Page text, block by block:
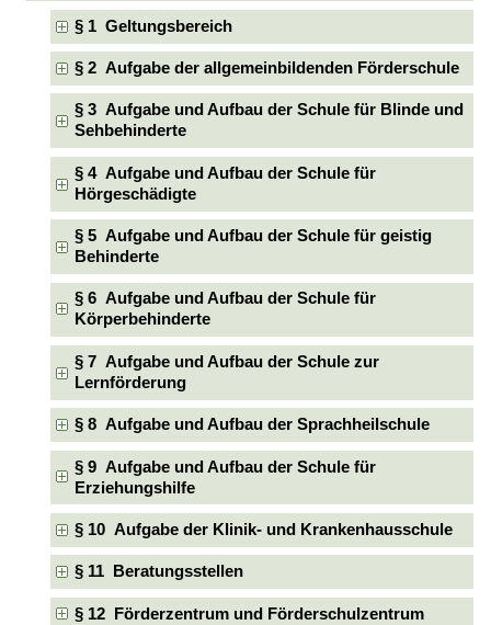
§ 1 Geltungsbereich
§ 2 Aufgabe der allgemeinbildenden Förderschule
§ 3 Aufgabe und Aufbau der Schule für Blinde und
Sehbehinderte
§ 4 Aufgabe und Aufbau der Schule für
Hörgeschädigte
§ 5 Aufgabe und Aufbau der Schule für geistig
Behinderte
§ 6 Aufgabe und Aufbau der Schule für
Körperbehinderte
§ 7 Aufgabe und Aufbau der Schule zur
Lernförderung
§ 8 Aufgabe und Aufbau der Sprachheilschule
§ 9 Aufgabe und Aufbau der Schule für
Erziehungshilfe
§ 10 Aufgabe der Klinik- und Krankenhausschule
§ 11 Beratungsstellen
§ 12 Förderzentrum und Förderschulzentrum